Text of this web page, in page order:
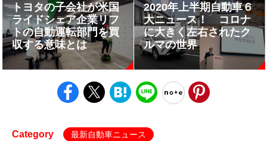
トヨタの子会社が米国
ライドシェア企業リフ
トの自動運転部門を買
収する意味とは
2020年上半期自動車６
大ニュース！ コロナ
に大きく左右されたク
ルマの世界
Category 最新自動車ニュース